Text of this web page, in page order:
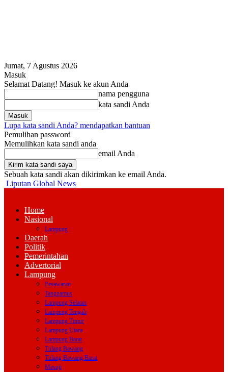
Jumat, 7 Agustus 2026
Masuk
Selamat Datang! Masuk ke akun Anda
nama pengguna
kata sandi Anda
Lupa kata sandi Anda? mendapatkan bantuan
Pemulihan password
Memulihkan kata sandi anda
email Anda
Sebuah kata sandi akan dikirimkan ke email Anda.
Liputan Global News
Home
Nasional
Lampung
Daerah
Politik
Pemerintahan
Advertorial
Lampung
Pesawaran
Tanggamus
Lampung Selatan
Lampung Tengah
Lampung Timur
Lampung Utara
Lampung Barat
Tulang Bawang
Tulang Bawang Barat
Mesuji